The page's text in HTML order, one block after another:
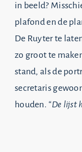
in beeld?
plafond en de
De Ruyter te
zo groot te
stand, als de
secretaris
houden. “De lijst